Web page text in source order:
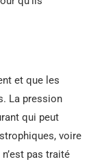
et que les
La pression
qui peut
voire
pas traité